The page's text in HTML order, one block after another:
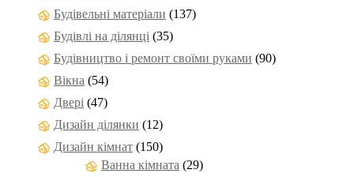
Будівельні матеріали (137)
Будівлі на ділянці (35)
Будівництво і ремонт своїми руками (90)
Вікна (54)
Двері (47)
Дизайн ділянки (12)
Дизайн кімнат (150)
Ванна кімната (29)